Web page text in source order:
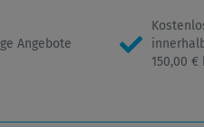
Angebote
150,00